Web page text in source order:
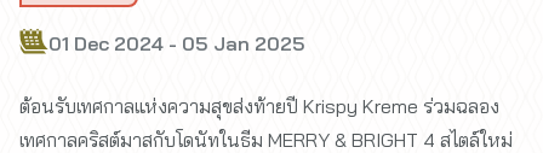
01 Dec 2024 - 05 Jan 2025
ต้อนรับเทศกาลแห่งความสุขส่งท้ายปี Krispy Kreme ร่วมฉลอง
เทศกาลคริสต์มาสกับโดนัทในธีม MERRY & BRIGHT 4 สไตล์ใหม่